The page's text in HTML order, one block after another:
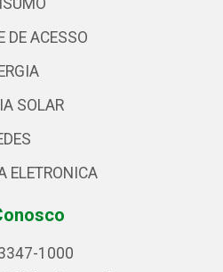
DE ACESSO
SOLAR
ELETRONICA
1000